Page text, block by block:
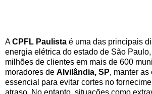
ACPFL Paulista é uma das principais
energia elétrica do estado de São
milhões de clientes em mais de 600
moradores de Alvilândia, SP, manter as
essencial para evitar cortes no